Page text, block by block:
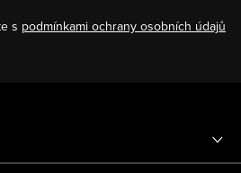
s podmínkami ochrany osobních údajů